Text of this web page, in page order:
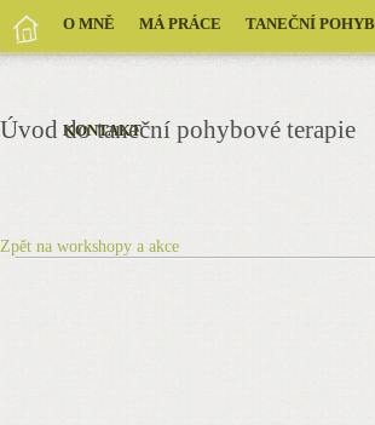
O MNĚ MÁ PRÁCE TANEČNÍ
KONTAKT
Úvod do taneční pohybové terapie
Zpět na workshopy a akce